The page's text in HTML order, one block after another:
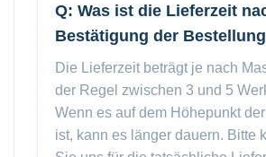
Q: Was ist die Lieferzeit
Bestätigung der
Die Lieferzeit beträgt je nach
der Regel zwischen 3 und 5
Wenn es auf dem Höhepunkt
ist, kann es länger dauern. Bitte